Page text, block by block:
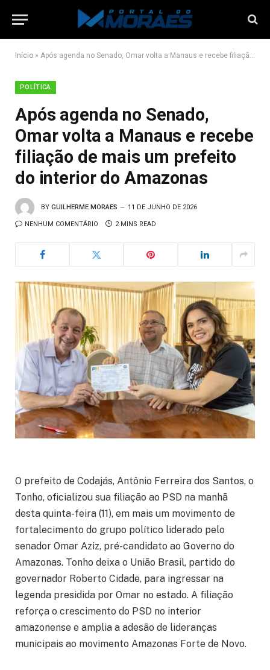
Início » Após agenda no Senado, Omar volta a Manaus e recebe filiação de mais um prefeito do interior do Amazonas
POLÍTICA
Após agenda no Senado,
Omar volta a Manaus e recebe
filiação de mais um prefeito
do interior do Amazonas
BY GUILHERME MORAES 11 DE JUNHO DE 2026
NENHUM COMENTÁRIO 2 MINS READ
O prefeito de Codajás, Antônio Ferreira dos Santos, o
Tonho, oficializou sua filiação ao PSD na manhã
desta quinta-feira (11), em mais um movimento de
fortalecimento do grupo político liderado pelo
senador Omar Aziz, pré-candidato ao Governo do
Amazonas. Tonho deixa o União Brasil, partido do
governador Roberto Cidade, para ingressar na
legenda presidida por Omar no estado. A filiação
reforça o crescimento do PSD no interior
amazonense e amplia a adesão de lideranças
municipais ao movimento Amazonas Forte de Novo.